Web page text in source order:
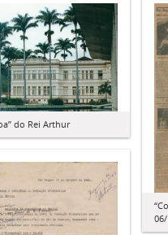
do Rei Arthur